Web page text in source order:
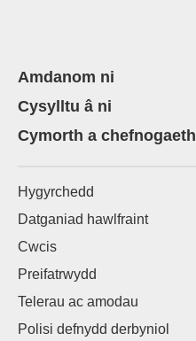
Amdanom ni
Cysylltu â ni
Cymorth a chefnogaeth
Hygyrchedd
Datganiad hawlfraint
Cwcis
Preifatrwydd
Telerau ac amodau
Polisi defnydd derbyniol